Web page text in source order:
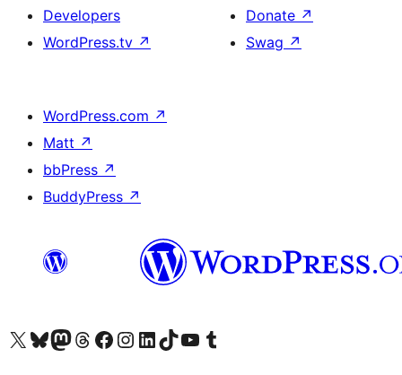
Developers
WordPress.tv ↗
Donate ↗
Swag ↗
WordPress.com ↗
Matt ↗
bbPress ↗
BuddyPress ↗
Visit our X (formerly Twitter) account
Visit our Bluesky account
Visit our Mastodon account
Visit our Threads account
Посетете нашата страница във Facebook
Посетете нашия профил в Instagram
Посетете нашия профил в LinkedIn
Visit our TikTok account
Visit our YouTube channel
Visit our Tumblr account